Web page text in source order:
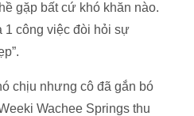
gặp bất cứ khó khăn nào.
1 công việc đòi hỏi sự
chịu nhưng cô đã gắn bó
Wachee Springs thu